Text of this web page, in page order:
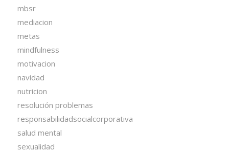
mbsr
mediacion
metas
mindfulness
motivacion
navidad
nutricion
resolución problemas
responsabilidadsocialcorporativa
salud mental
sexualidad